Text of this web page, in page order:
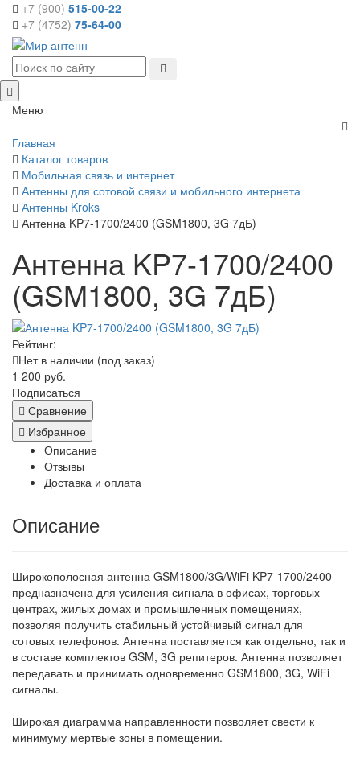
+7 (900) 515-00-22
+7 (4752) 75-64-00
Меню
Главная
Каталог товаров
Мобильная связь и интернет
Антенны для сотовой связи и мобильного интернета
Антенны Kroks
Антенна KP7-1700/2400 (GSM1800, 3G 7дБ)
Антенна KP7-1700/2400
(GSM1800, 3G 7дБ)
Рейтинг:
Нет в наличии (под заказ)
1 200 руб.
Подписаться
Сравнение
Избранное
Описание
Отзывы
Доставка и оплата
Описание
Широкополосная антенна GSM1800/3G/WiFi KP7-1700/2400
предназначена для усиления сигнала в офисах, торговых
центрах, жилых домах и промышленных помещениях,
позволяя получить стабильный устойчивый сигнал для
сотовых телефонов. Антенна поставляется как отдельно, так и
в составе комплектов GSM, 3G репитеров. Антенна позволяет
передавать и принимать одновременно GSM1800, 3G, WiFi
сигналы.
Широкая диаграмма направленности позволяет свести к
минимуму мертвые зоны в помещении.